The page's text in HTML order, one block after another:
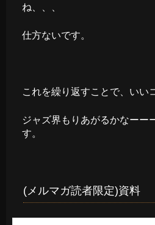
ね、、、
仕方ないです。
これを繰り返すことで、いい
ジャズ界もりあがるかなーー
す。
(メルマガ読者限定)資料